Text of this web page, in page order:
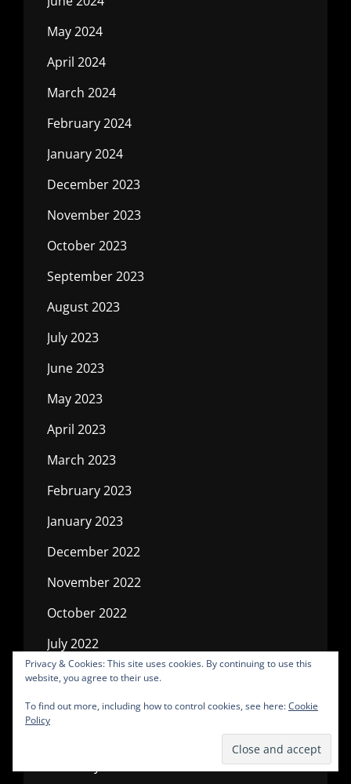
May 2024
April 2024
March 2024
February 2024
January 2024
December 2023
November 2023
October 2023
September 2023
August 2023
July 2023
June 2023
May 2023
April 2023
March 2023
February 2023
January 2023
December 2022
November 2022
October 2022
July 2022
May 2022
April 2022
Privacy & Cookies: This site uses cookies. By continuing to use this
website, you agree to their use.
To find out more, including how to control cookies, see here:Cookie
Policy